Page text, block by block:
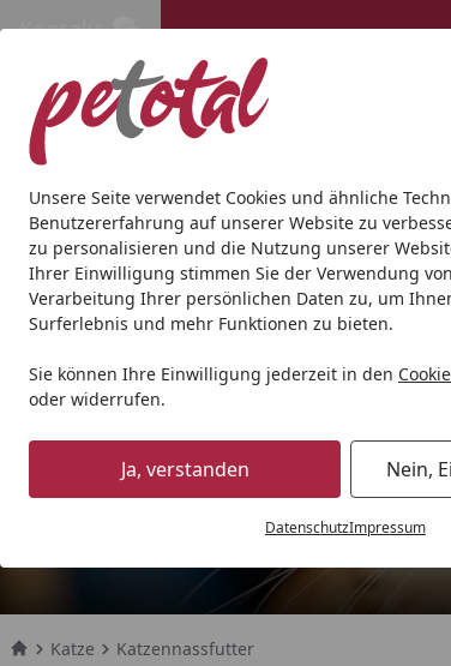
Unsere Seite verwendet Cookies und ähnliche
Benutzererfahrung auf unserer Website zu
zu personalisieren und die Nutzung unserer
Ihrer Einwilligung stimmen Sie der Verwendung
Verarbeitung Ihrer persönlichen Daten zu, um
Surferlebnis und mehr Funktionen zu bieten.
Sie können Ihre Einwilligung jederzeit in den
oder widerrufen.
Ja, verstanden Nein,
DatenschutzImpressum
Kontakt
Hund Katze Aquaristik Teich Andere
Katze Katzennassfutter